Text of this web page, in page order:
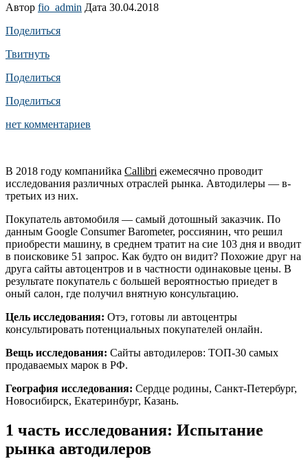
Автор fio_admin Дата 30.04.2018
Поделиться
Твитнуть
Поделиться
Поделиться
нет комментариев
В 2018 году компанийка Callibri ежемесячно проводит
исследования различных отраслей рынка. Автодилеры — в-
третьих из них.
Покупатель автомобиля — самый дотошный заказчик. По
данным Google Consumer Barometer, россиянин, что решил
приобрести машину, в среднем тратит на сие 103 дня и вводит
в поисковике 51 запрос. Как будто он видит? Похожие друг на
друга сайты автоцентров и в частности одинаковые цены. В
результате покупатель с большей вероятностью приедет в
оный салон, где получил внятную консультацию.
Цель исследования: Отэ, готовы ли автоцентры
консультировать потенциальных покупателей онлайн.
Вещь исследования: Сайты автодилеров: ТОП-30 самых
продаваемых марок в РФ.
География исследования: Сердце родины, Санкт-Петербург,
Новосибирск, Екатеринбург, Казань.
1 часть исследования: Испытание
рынка автодилеров